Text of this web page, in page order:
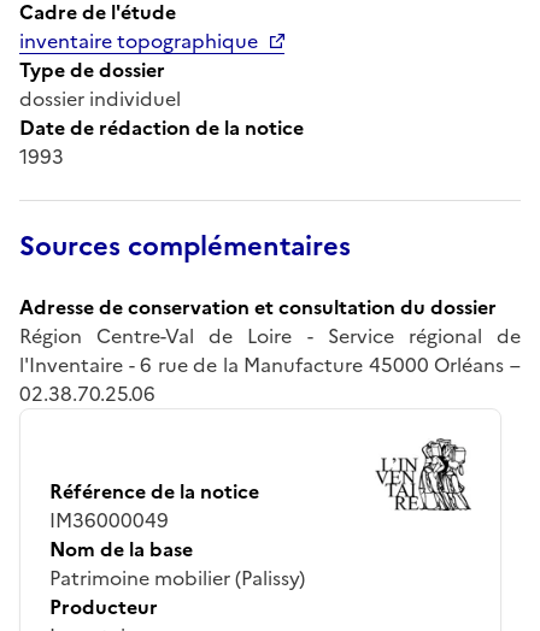
Cadre de l'étude
inventaire topographique
Type de dossier
dossier individuel
Date de rédaction de la notice
1993
Sources complémentaires
Adresse de conservation et consultation du dossier
Région Centre-Val de Loire - Service régional de
l'Inventaire - 6 rue de la Manufacture 45000 Orléans –
02.38.70.25.06
Référence de la notice
IM36000049
Nom de la base
Patrimoine mobilier (Palissy)
Producteur